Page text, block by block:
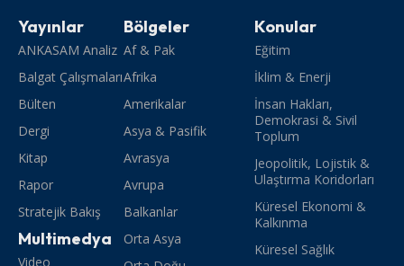
Yayınlar
ANKASAM Analiz
Balgat Çalışmaları
Bülten
Dergi
Kitap
Rapor
Stratejik Bakış
Multimedya
Video
Bölgeler
Af & Pak
Afrika
Amerikalar
Asya & Pasifik
Avrasya
Avrupa
Balkanlar
Orta Asya
Konular
Eğitim
İklim & Enerji
İnsan Hakları,
Demokrasi & Sivil
Toplum
Jeopolitik, Lojistik &
Ulaştırma Koridorları
Küresel Ekonomi &
Kalkınma
Küresel Sağlık